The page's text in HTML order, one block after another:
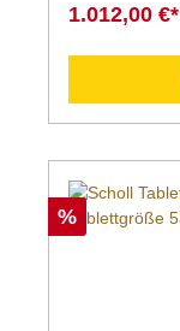
1.012,00 €*
%